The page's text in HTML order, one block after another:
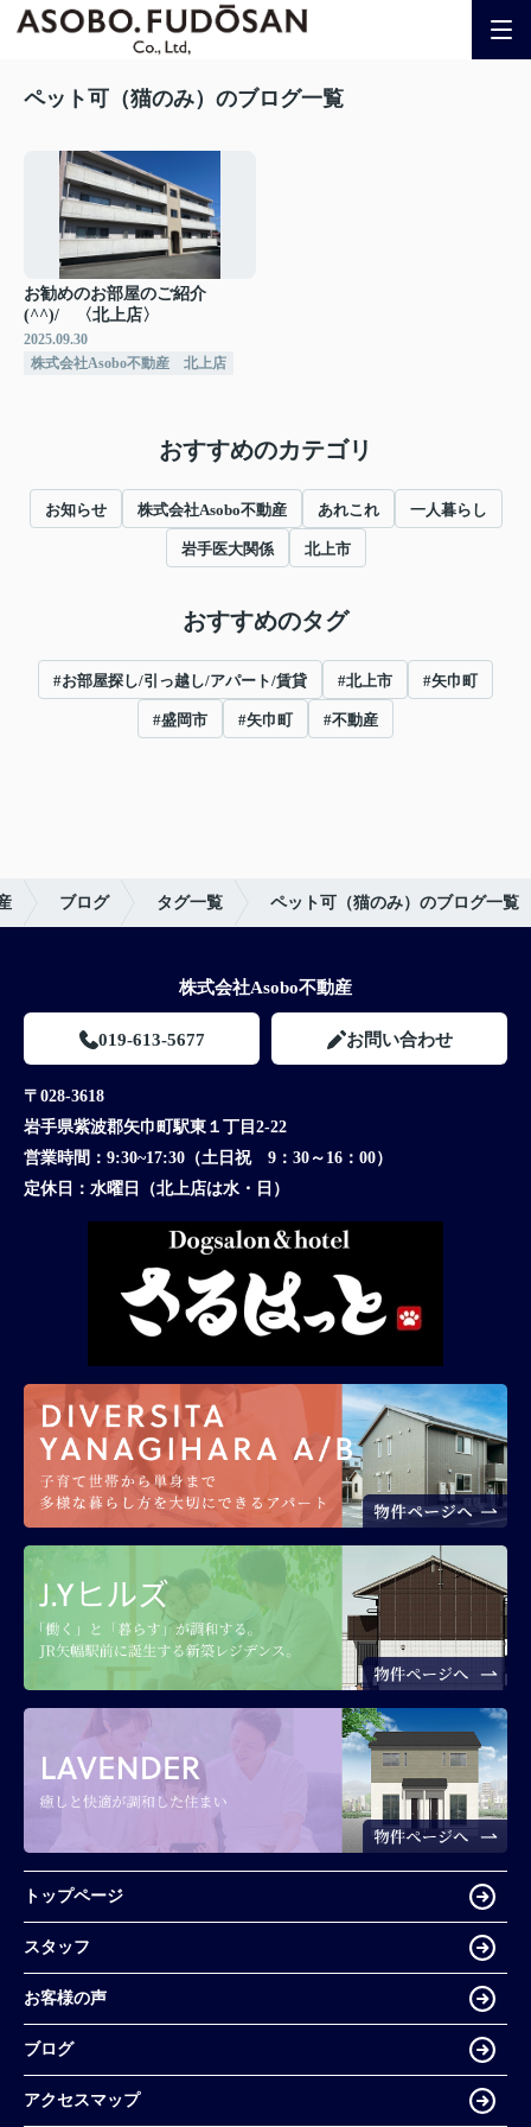
ペット可（猫のみ）のブログ一覧
お勧めのお部屋のご紹介
(^^)/ 〈北上店〉
2025.09.30
株式会社Asobo不動産 北上店
おすすめのカテゴリ
お知らせ 株式会社Asobo不動産 あれこれ 一人暮らし
岩手医大関係 北上市
おすすめのタグ
#お部屋探し/引っ越し/アパート/賃貸 #北上市 #矢巾町
#盛岡市 #矢巾町 #不動産
ブログ タグ一覧 ペット可（猫のみ）のブログ一覧
株式会社Asobo不動産
019-613-5677 お問い合わせ
〒028-3618
岩手県紫波郡矢巾町駅東１丁目2-22
営業時間： 9:30~17:30（土日祝 9：30～16：00）
定休日： 水曜日（北上店は水・日）
トップページ
スタッフ
お客様の声
ブログ
アクセスマップ